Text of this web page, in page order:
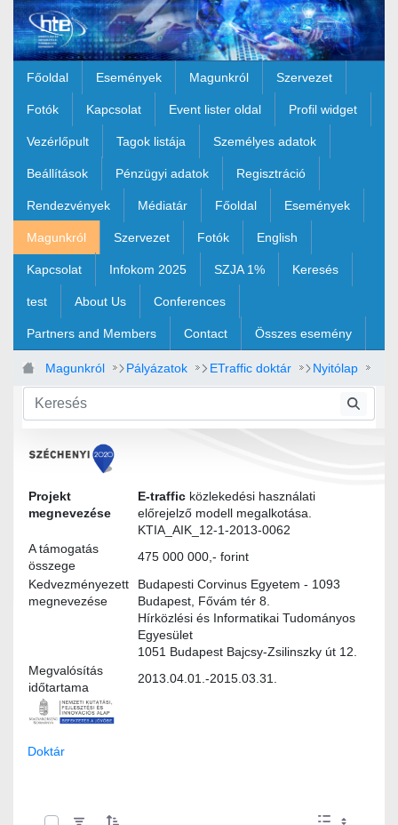
Ugrás a fő tartalomhoz
Főoldal Események Magunkról Szervezet
Fotók Kapcsolat Event lister oldal Profil widget
Vezérlőpult Tagok listája Személyes adatok
Beállítások Pénzügyi adatok Regisztráció
Rendezvények Médiatár Főoldal Események
Magunkról Szervezet Fotók English
Kapcsolat Infokom 2025 SZJA 1% Keresés
test About Us Conferences
Partners and Members Contact Összes esemény
Magunkról Pályázatok ETraffic doktár Nyitólap
Felhasználói igények
Projekt
megnevezése
E-traffic közlekedési használati
előrejelző modell megalkotása.
KTIA_AIK_12-1-2013-0062
A támogatás
összege
475 000 000,- forint
Kedvezményezett
megnevezése
Budapesti Corvinus Egyetem - 1093
Budapest, Fővám tér 8.
Hírközlési és Informatikai Tudományos
Egyesület
1051 Budapest Bajcsy-Zsilinszky út 12.
Megvalósítás
időtartama
2013.04.01.-2015.03.31.
Doktár